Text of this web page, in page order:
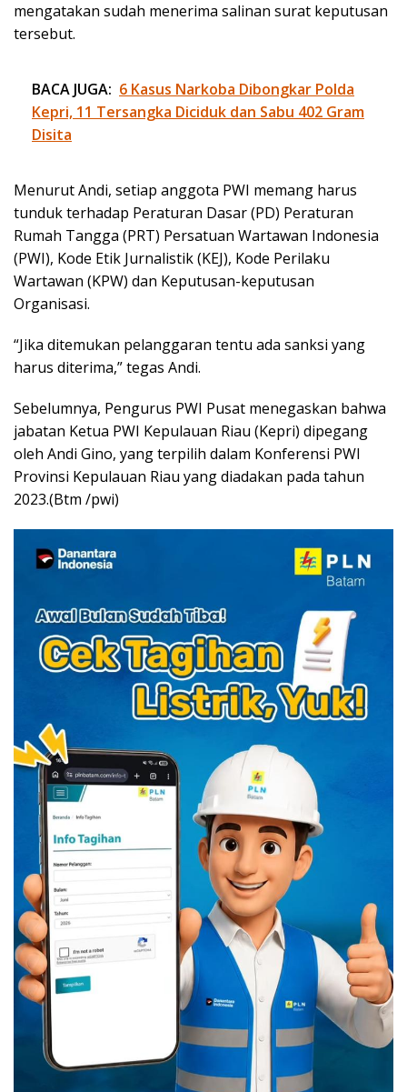
mengatakan sudah menerima salinan surat keputusan
tersebut.
BACA JUGA: 6 Kasus Narkoba Dibongkar Polda
Kepri, 11 Tersangka Diciduk dan Sabu 402 Gram
Disita
Menurut Andi, setiap anggota PWI memang harus
tunduk terhadap Peraturan Dasar (PD) Peraturan
Rumah Tangga (PRT) Persatuan Wartawan Indonesia
(PWI), Kode Etik Jurnalistik (KEJ), Kode Perilaku
Wartawan (KPW) dan Keputusan-keputusan
Organisasi.
“Jika ditemukan pelanggaran tentu ada sanksi yang
harus diterima,” tegas Andi.
Sebelumnya, Pengurus PWI Pusat menegaskan bahwa
jabatan Ketua PWI Kepulauan Riau (Kepri) dipegang
oleh Andi Gino, yang terpilih dalam Konferensi PWI
Provinsi Kepulauan Riau yang diadakan pada tahun
2023.(Btm /pwi)